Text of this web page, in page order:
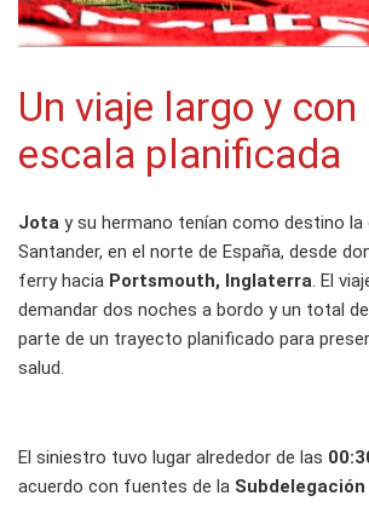
Un viaje largo y con
escala planificada
Jota y su hermano tenían como destino la
Santander, en el norte de España, desde
ferry hacia Portsmouth, Inglaterra. El
demandar dos noches a bordo y un total
parte de un trayecto planificado para
salud.
El siniestro tuvo lugar alrededor de las
acuerdo con fuentes de la